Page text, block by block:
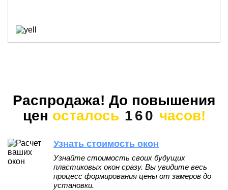
Распродажа! До повышения
цен осталось 160 часов!
Узнать стоимость окон
Узнайте стоимость своих будущих
пластиковых окон сразу. Вы увидите весь
процесс формирования цены от замеров до
установки.